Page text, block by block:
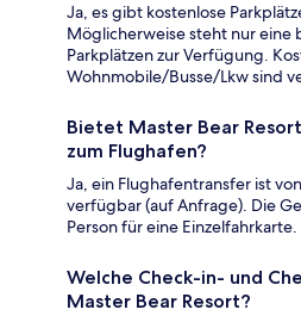
Ja, es gibt kostenlose
Möglicherweise steht nur eine
Parkplätzen zur Verfügung.
Wohnmobile/Busse/Lkw sind
Bietet Master Bear
zum Flughafen?
Ja, ein Flughafentransfer ist
verfügbar (auf Anfrage). Die
Person für eine Einzelfahrkarte.
Welche Check-in- und
Master Bear Resort?